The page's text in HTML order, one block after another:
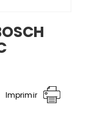
Imprimir